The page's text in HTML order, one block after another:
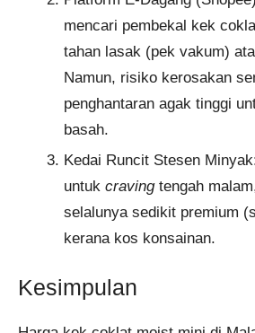
mencari pembekal kek
tahan lasak (pek vakum)
Namun, risiko kerosakan
penghantaran agak tinggi
basah.
Kedai Runcit Stesen
untuk cravingtengah
selalunya sedikit premium
kerana kos konsainan.
Kesimpulan